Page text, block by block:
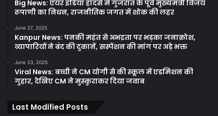
Big News: एयर इंडिया हादसे में गुजरात के पूर्व मुख्यमंत्री विजय
रूपाणी का निधन, राजनीतिक जगत में शोक की लहर
June 27, 2025
Kanpur News: पनकी महंत से अभद्रता पर भड़का जनाक्रोश,
व्यापारियों ने बंद की दुकानें, सस्पेंशन की मांग पर अड़े भक्त
June 23, 2025
Viral News: बच्ची ने CM योगी से की स्कूल में एडमिशन की
गुहार, देखिए CM ने मुस्कुराकर दिया जवाब
Last Modified Posts